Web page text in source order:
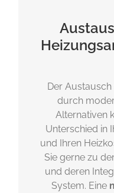
Der
durch
Alternativen
Unterschied in
und Ihren
Sie gerne zu
und deren
System. Eine